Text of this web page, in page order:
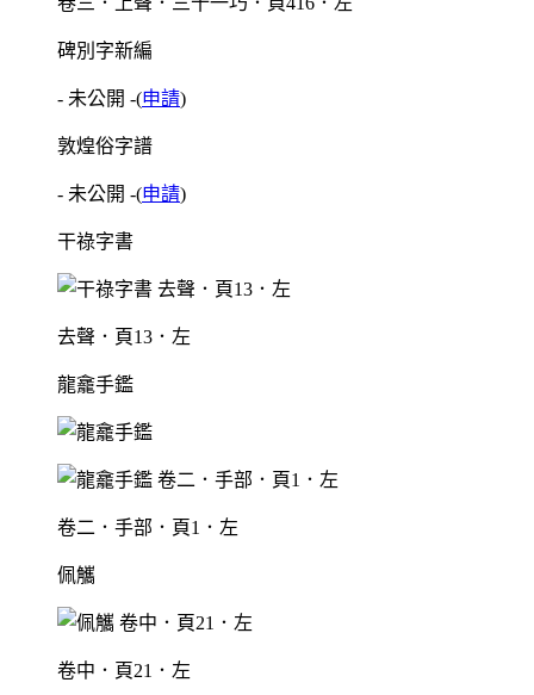
碑別字新編
- 未公開 -(申請)
敦煌俗字譜
- 未公開 -(申請)
干祿字書
去聲．頁13．左
龍龕手鑑
卷二．手部．頁1．左
佩觿
卷中．頁21．左